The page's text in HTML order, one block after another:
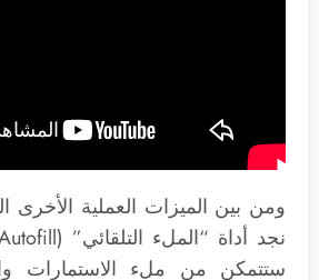
ومن بين الميزات العملية الأخرى
ستتمكن من ملء الاستمارات